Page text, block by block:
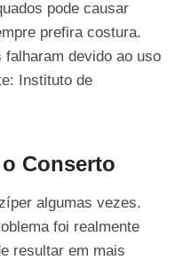
pode causar
prefira costura.
devido ao uso
Instituto de
Conserto
algumas vezes.
foi realmente
resultar em mais